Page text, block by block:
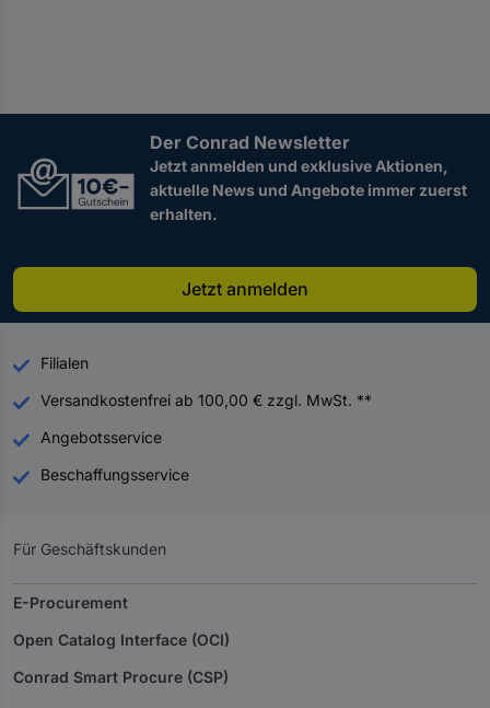
Der Conrad Newsletter
Jetzt anmelden und exklusive Aktionen,
aktuelle News und Angebote immer zuerst
erhalten.
Jetzt anmelden
Filialen
Versandkostenfrei ab 100,00 € zzgl. MwSt. **
Angebotsservice
Beschaffungsservice
Für Geschäftskunden
E-Procurement
Open Catalog Interface (OCI)
Conrad Smart Procure (CSP)